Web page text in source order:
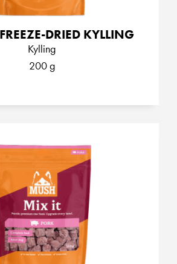
DRIED KYLLING
Kylling
200 g